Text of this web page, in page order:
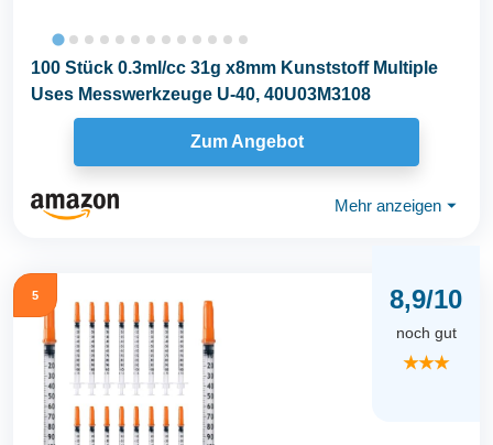
100 Stück 0.3ml/cc 31g x8mm Kunststoff Multiple
Uses Messwerkzeuge U-40, 40U03M3108
Zum Angebot
Mehr anzeigen ⏷
5 8,9/10
noch gut
★★★